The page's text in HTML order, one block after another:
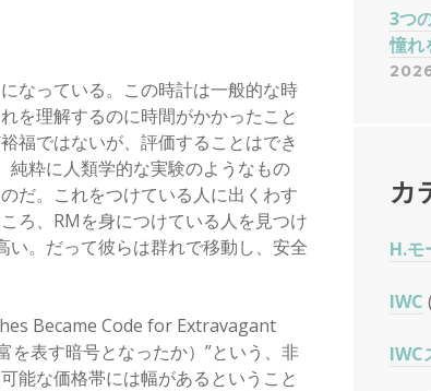
なっている。この時計は一般的な時
を理解するのに時間がかかったこと
福ではないが、評価することはでき
純粋に人類学的な実験のようなもの
だ。これをつけている人に出くわす
ろ、RMを身につけている人を見つけ
。だって彼らは群れで移動し、安全
Became Code for Extravagant
を表す暗号となったか）”という、非
能な価格帯には幅があるということ
3つ
憧れ
カ
H.モ
IWC
IWC